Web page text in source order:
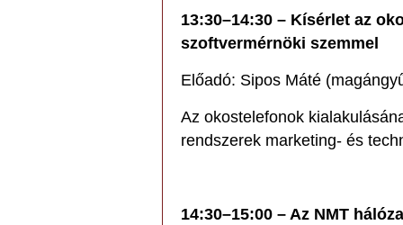
13:30–14:30 – Kísérlet az
szoftvermérnöki szemmel
Előadó: Sipos Máté
Az okostelefonok
rendszerek marketing- és
14:30–15:00 – Az NMT